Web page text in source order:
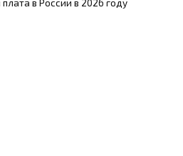
в России в 2026 году